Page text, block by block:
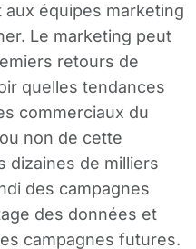
équipes marketing
Le marketing peut
retours de
quelles tendances
commerciaux du
non de cette
dizaines de milliers
des campagnes
des données et
campagnes futures.